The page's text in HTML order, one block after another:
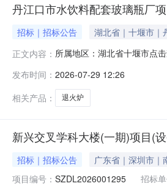
丹江口市水饮料配套玻璃瓶厂
招标｜招标公告 湖北省｜十堰市｜
正文内容： 所属地区：湖北省十堰市点
发布时间： 2026-07-29 12:26
相关产品：
退火炉
新兴交叉学科大楼(一期)项目(
招标｜招标公告 广东省｜深圳市｜
项目编号： SZDL2026001295 招标单